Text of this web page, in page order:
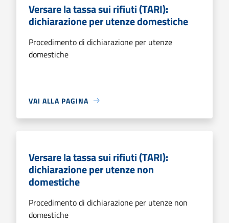
Versare la tassa sui rifiuti (TARI):
dichiarazione per utenze domestiche
Procedimento di dichiarazione per utenze
domestiche
VAI ALLA PAGINA
Versare la tassa sui rifiuti (TARI):
dichiarazione per utenze non
domestiche
Procedimento di dichiarazione per utenze non
domestiche